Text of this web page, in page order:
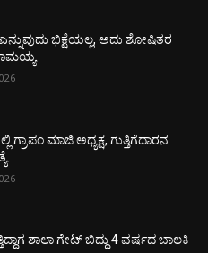
ಭಿಕ್ಷೆಯಲ್ಲ, ಅದು ಶೋಷಿತರ
ಮಾಜಿ ಅಧ್ಯಕ್ಷ, ಗುತ್ತಿಗೆದಾರನ
ಶಾಲಾ ಗೇಟ್‌ ಬಿದ್ದು 4 ವರ್ಷದ ಬಾಲಕಿ